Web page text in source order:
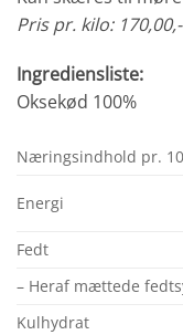
Pris pr. kilo: 170,00,-
Ingrediensliste:
Oksekød 100%
Næringsindhold pr.
Energi
Fedt
– Heraf mættede
Kulhydrat